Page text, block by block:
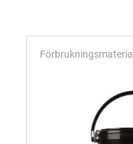
Förbrukningsmaterial